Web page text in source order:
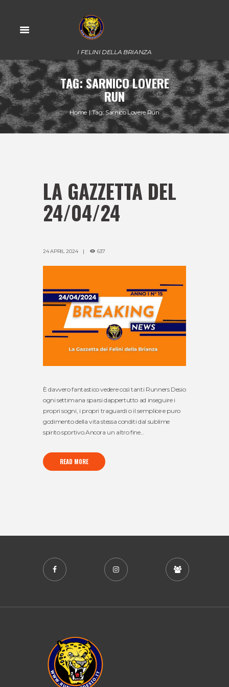
I FELINI DELLA BRIANZA
TAG: SARNICO LOVERE
RUN
Home Tag: Sarnico Lovere Run
LA GAZZETTA DEL
24/04/24
24 APRIL 2024 637
È davvero fantastico vedere così tanti Runners Desio
ogni settimana sparsi dappertutto ad inseguire i
propri sogni, i propri traguardi o il semplice e puro
godimento della vita stessa conditi dal sublime
spirito sportivo.Ancora un altro fine...
READ MORE